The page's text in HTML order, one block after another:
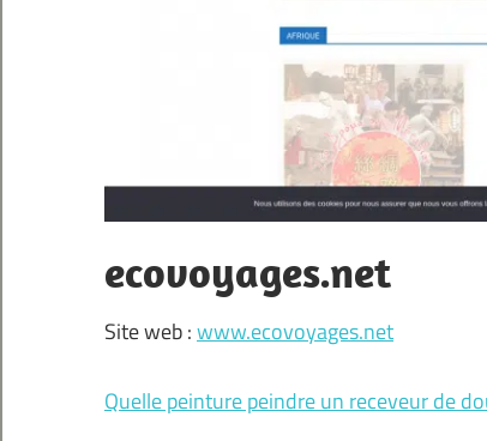
ecovoyages.net
Site web :www.ecovoyages.net
Quelle peinture peindre un receveur de